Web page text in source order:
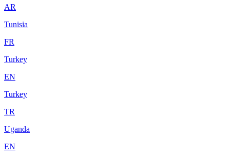
AR
Tunisia
FR
Turkey
EN
Turkey
TR
Uganda
EN